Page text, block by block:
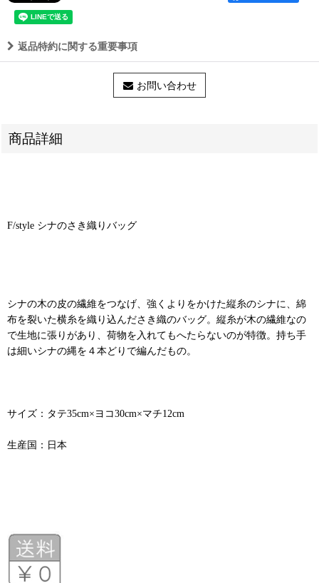
返品特約に関する重要事項
お問い合わせ
商品詳細
F/style シナのさき織りバッグ
シナの木の皮の繊維をつなげ、強くよりをかけた縦糸のシナに、綿
布を裂いた横糸を織り込んださき織のバッグ。縦糸が木の繊維なの
で生地に張りがあり、荷物を入れてもへたらないのが特徴。持ち手
は細いシナの縄を４本どりで編んだもの。
サイズ：タテ35cm×ヨコ30cm×マチ12cm
生産国：日本